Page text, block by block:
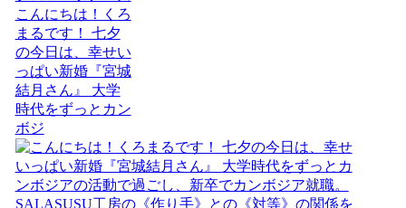
こんにちは！くろ
まるです！ 七夕
の今日は、幸せい
っぱい新婚『宮城
結月さん』 大学
時代をずっとカン
ボジ